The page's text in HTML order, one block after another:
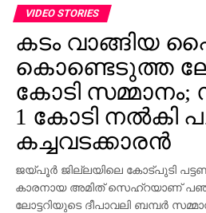
ആവശ്യപ്പെടുന്നതാണ് സാധാരണ
മാല്‍വെയര്‍ ഇന്‍സ്റ്റാള്‍
മോഷ്ടിക്കാനോ ലക്ഷ്യമിട്ടുള്ള
സോഫ്റ്റ്‌വെയറുകളും അയക്കുന്നു.
വ്യക്തികള്‍ക്കും
ഭീഷണിയാണെന്ന് ഗൂഗിള്‍
നിയമാനുസൃത തൊഴിലുടമകള്‍
വിവരങ്ങളോ പേയ്‌മെന്റെ്
ഉന്നയിക്കില്ലെന്നും
കൂടുതല്‍ ജാഗ്രത
വ്യക്തമാക്കി.
VIDEO STORIES
കടം വാങ്ങിയ
കൊണ്ടെടുത്ത
കോടി
1 കോടി നല്‍കി
കച്ചവടക്കാരന്‍
ജയ്പൂര്‍ ജില്ലയിലെ കോട്പുടി
കാരനായ അമിത് സെഹ്‌റയാണ്
ലോട്ടറിയുടെ ദീപാവലി ബമ്പര്‍